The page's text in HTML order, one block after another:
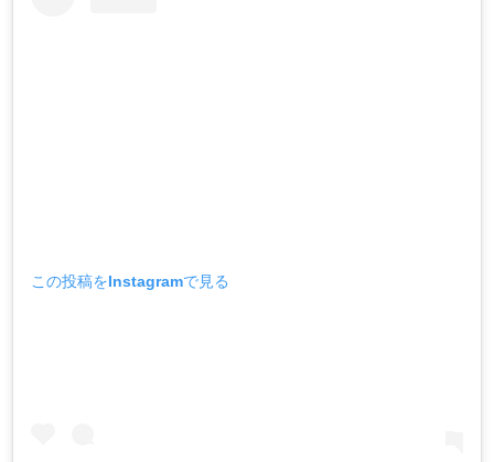
この投稿をInstagramで見る